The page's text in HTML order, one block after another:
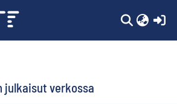
julkaisut verkossa